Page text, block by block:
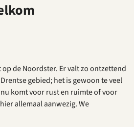
op de Noordster. Er valt zo ontzettend
gebied; het is gewoon te veel
komt voor rust en ruimte of voor
allemaal aanwezig. We